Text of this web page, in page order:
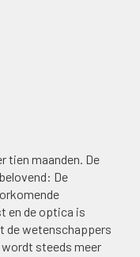
tien maanden. De
De
en de optica is
de wetenschappers
steeds meer